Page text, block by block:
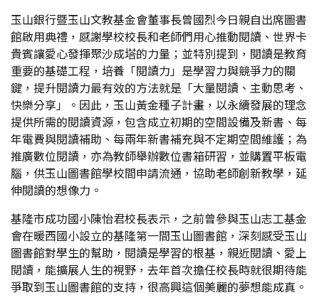
玉山銀行暨玉山文教基金會董事長曾國烈今日親自出席圖書
館啟用典禮，感謝學校校長和老師們用心推動閱讀、世界卡
貴賓讓愛心發揮聚沙成塔的力量；並特別提到，閱讀是教育
重要的基礎工程，培養「閱讀力」是學習力與競爭力的關
鍵，提升閱讀力最有效的方法就是「大量閱讀、主動思考、
快樂分享」。因此，玉山黃金種子計畫，以永續發展的理念
提供所需的閱讀資源，包含成立初期的空間設備及新書、每
年電費與閱讀補助、每兩年新書補充與不定期空間維護；為
推廣數位閱讀，亦為教師舉辦數位書箱研習，並購置平板電
腦，供玉山圖書館學校間申請流通，協助老師創新教學，延
伸閱讀的想像力。
基隆市成功國小陳怡君校長表示，之前曾參與玉山志工基金
會在暖西國小設立的基隆第一間玉山圖書館，深刻感受玉山
圖書館對學生的幫助，閱讀是學習的根基，親近閱讀、愛上
閱讀，能擴展人生的視野，去年首次擔任校長時就很期待能
爭取到玉山圖書館的支持，很高興這個美麗的夢想能成真。